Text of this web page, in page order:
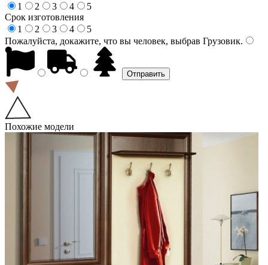
1
2 3 4
5
Срок изготовления
1
2 3 4
5
Пожалуйста, докажите, что вы человек, выбрав Грузовик.
Похожие модели